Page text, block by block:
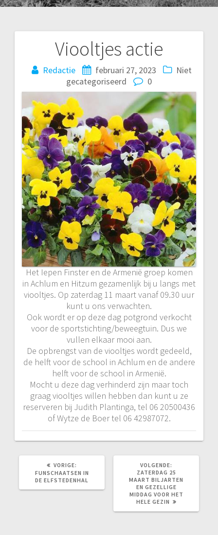
Viooltjes actie
Redactie februari 27, 2023
Niet
gecategoriseerd
0
Het Iepen Finster en de Armenië groep komen
in Achlum en Hitzum gezamenlijk bij u langs met
viooltjes. Op zaterdag 11 maart vanaf 09.30 uur
kunt u ons verwachten.
Ook wordt er op deze dag potgrond verkocht
voor de sportstichting/beweegtuin. Dus we
vullen elkaar mooi aan.
De opbrengst van de viooltjes wordt gedeeld,
de helft voor de school in Achlum en de andere
helft voor de school in Armenië.
Mocht u deze dag verhinderd zijn maar toch
graag viooltjes willen hebben dan kunt u ze
reserveren bij Judith Plantinga, tel 06 20500436
of Wytze de Boer tel 06 42987072.
Bericht
navigatie
VORIGE:
BERICHT:
FUNSCHAATSEN IN
DE ELFSTEDENHAL
VOLGENDE:
BERICHT:
ZATERDAG 25
MAART BILJARTEN
EN GEZELLIGE
MIDDAG VOOR HET
HELE GEZIN